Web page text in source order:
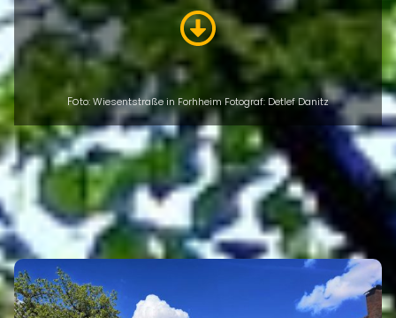
Foto: Wiesentstraße in Forhheim Fotograf: Detlef Danitz
Eigenen Event kostenlos erstellen >